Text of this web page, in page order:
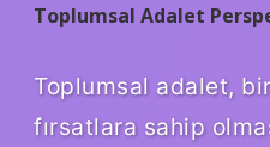
Toplumsal Adalet
Toplumsal adalet,
fırsatlara sahip